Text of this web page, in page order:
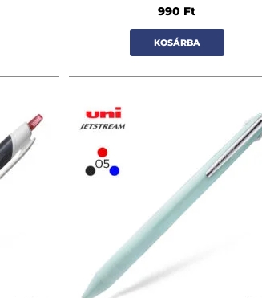
990 Ft
KOSÁRBA